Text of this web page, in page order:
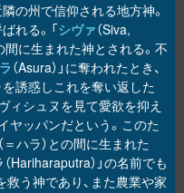
の州で信仰される地方神。
れる。「シヴァ（Siva,
の間に生まれた神とされる。不
（Asura）」に奪われたとき、
誘惑しこれを奪い返した
ィシュヌを見て愛欲を抑え
ヤッパンだという。このた
＝ハラ）との間に生まれた
Hariharaputra）」の名前でも
救う神であり、また農業や家